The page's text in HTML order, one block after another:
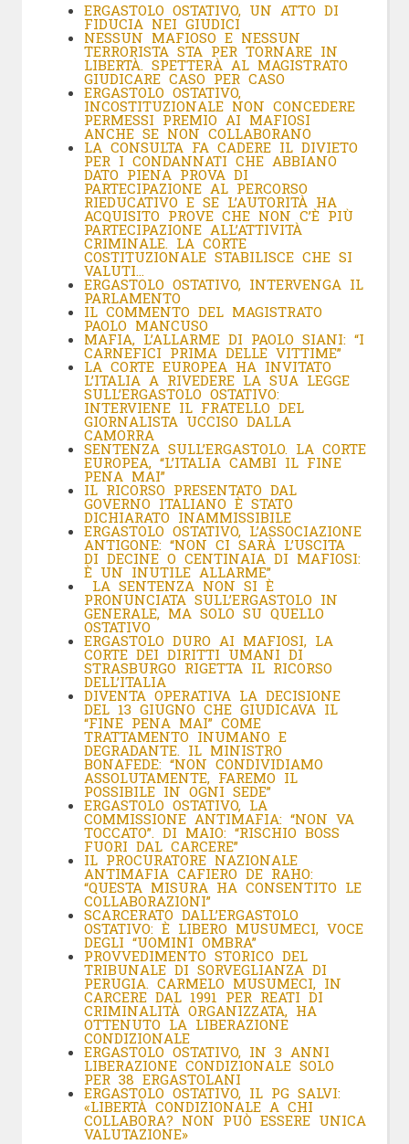
ERGASTOLO OSTATIVO, UN ATTO DI
FIDUCIA NEI GIUDICI
NESSUN MAFIOSO E NESSUN
TERRORISTA STA PER TORNARE IN
LIBERTÀ. SPETTERÀ AL MAGISTRATO
GIUDICARE CASO PER CASO
ERGASTOLO OSTATIVO,
INCOSTITUZIONALE NON CONCEDERE
PERMESSI PREMIO AI MAFIOSI
ANCHE SE NON COLLABORANO
LA CONSULTA FA CADERE IL DIVIETO
PER I CONDANNATI CHE ABBIANO
DATO PIENA PROVA DI
PARTECIPAZIONE AL PERCORSO
RIEDUCATIVO E SE L’AUTORITÀ HA
ACQUISITO PROVE CHE NON C’È PIÙ
PARTECIPAZIONE ALL’ATTIVITÀ
CRIMINALE. LA CORTE
COSTITUZIONALE STABILISCE CHE SI
VALUTI…
ERGASTOLO OSTATIVO, INTERVENGA IL
PARLAMENTO
IL COMMENTO DEL MAGISTRATO
PAOLO MANCUSO
MAFIA, L’ALLARME DI PAOLO SIANI: “I
CARNEFICI PRIMA DELLE VITTIME”
LA CORTE EUROPEA HA INVITATO
L’ITALIA A RIVEDERE LA SUA LEGGE
SULL’ERGASTOLO OSTATIVO:
INTERVIENE IL FRATELLO DEL
GIORNALISTA UCCISO DALLA
CAMORRA
SENTENZA SULL’ERGASTOLO. LA CORTE
EUROPEA, “L’ITALIA CAMBI IL FINE
PENA MAI”
IL RICORSO PRESENTATO DAL
GOVERNO ITALIANO È STATO
DICHIARATO INAMMISSIBILE
ERGASTOLO OSTATIVO, L’ASSOCIAZIONE
ANTIGONE: “NON CI SARÀ L’USCITA
DI DECINE O CENTINAIA DI MAFIOSI:
È UN INUTILE ALLARME”
LA SENTENZA NON SI È
PRONUNCIATA SULL’ERGASTOLO IN
GENERALE, MA SOLO SU QUELLO
OSTATIVO
ERGASTOLO DURO AI MAFIOSI, LA
CORTE DEI DIRITTI UMANI DI
STRASBURGO RIGETTA IL RICORSO
DELL’ITALIA
DIVENTA OPERATIVA LA DECISIONE
DEL 13 GIUGNO CHE GIUDICAVA IL
“FINE PENA MAI” COME
TRATTAMENTO INUMANO E
DEGRADANTE. IL MINISTRO
BONAFEDE: “NON CONDIVIDIAMO
ASSOLUTAMENTE, FAREMO IL
POSSIBILE IN OGNI SEDE”
ERGASTOLO OSTATIVO, LA
COMMISSIONE ANTIMAFIA: “NON VA
TOCCATO”. DI MAIO: “RISCHIO BOSS
FUORI DAL CARCERE”
IL PROCURATORE NAZIONALE
ANTIMAFIA CAFIERO DE RAHO:
“QUESTA MISURA HA CONSENTITO LE
COLLABORAZIONI”
SCARCERATO DALL’ERGASTOLO
OSTATIVO: È LIBERO MUSUMECI, VOCE
DEGLI “UOMINI OMBRA”
PROVVEDIMENTO STORICO DEL
TRIBUNALE DI SORVEGLIANZA DI
PERUGIA. CARMELO MUSUMECI, IN
CARCERE DAL 1991 PER REATI DI
CRIMINALITÀ ORGANIZZATA, HA
OTTENUTO LA LIBERAZIONE
CONDIZIONALE
ERGASTOLO OSTATIVO, IN 3 ANNI
LIBERAZIONE CONDIZIONALE SOLO
PER 38 ERGASTOLANI
ERGASTOLO OSTATIVO, IL PG SALVI:
«LIBERTÀ CONDIZIONALE A CHI
COLLABORA? NON PUÒ ESSERE UNICA
VALUTAZIONE»